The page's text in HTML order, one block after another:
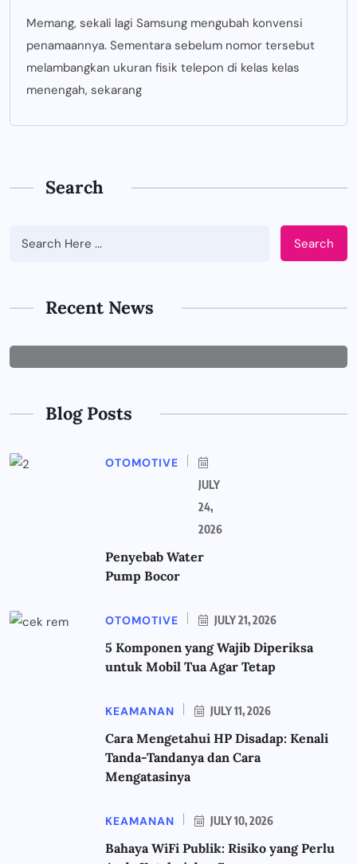
Memang, sekali lagi Samsung mengubah konvensi
penamaannya. Sementara sebelum nomor tersebut
melambangkan ukuran fisik telepon di kelas kelas
menengah, sekarang
Search
Search
Recent News
Tepat untuk Perusahaan
Blog Posts
OTOMOTIVE
JULY
24,
2026
Penyebab Water
Pump Bocor
OTOMOTIVE JULY 21, 2026
5 Komponen yang Wajib Diperiksa
untuk Mobil Tua Agar Tetap
KEAMANAN JULY 11, 2026
Cara Mengetahui HP Disadap: Kenali
Tanda-Tandanya dan Cara
Mengatasinya
KEAMANAN JULY 10, 2026
Bahaya WiFi Publik: Risiko yang Perlu